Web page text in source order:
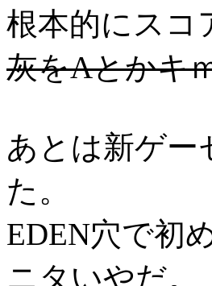
根本的にスコ
灰をAとかキ
あとは新ゲー
た。
EDEN穴で初
ニタいやだ。